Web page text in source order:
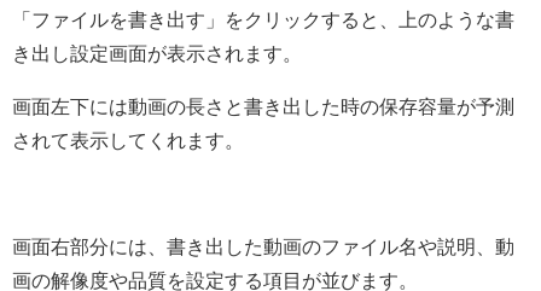
「ファイルを書き出す」をクリックすると、上のような書
き出し設定画面が表示されます。
画面左下には動画の長さと書き出した時の保存容量が予測
されて表示してくれます。
画面右部分には、書き出した動画のファイル名や説明、動
画の解像度や品質を設定する項目が並びます。